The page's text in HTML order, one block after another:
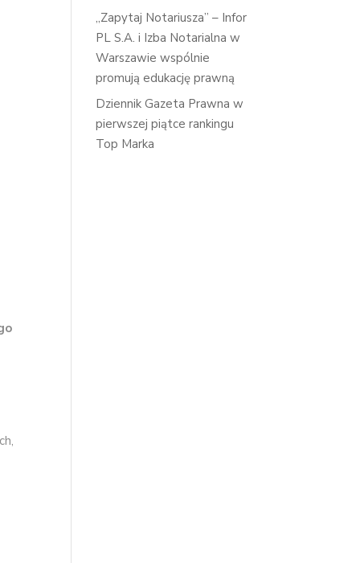
„Zapytaj Notariusza” – Infor
PL S.A. i Izba Notarialna w
Warszawie wspólnie
promują edukację prawną
Dziennik Gazeta Prawna w
pierwszej piątce rankingu
Top Marka